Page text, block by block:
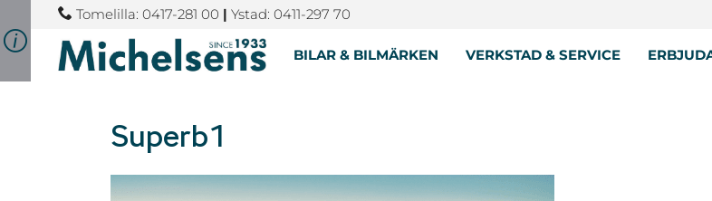
Tomelilla: 0417-281 00 | Ystad: 0411-297 70
BILAR & BILMÄRKEN VERKSTAD & SERVICE
Superb1